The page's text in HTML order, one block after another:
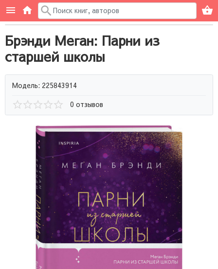
Брэнди Меган: Парни из
старшей школы
Модель: 225843914
0 отзывов